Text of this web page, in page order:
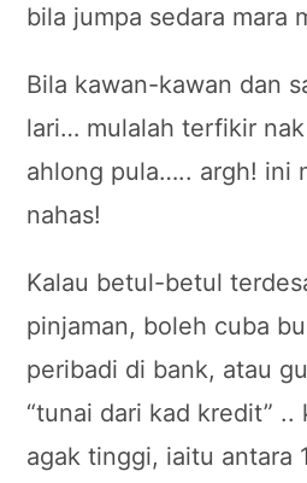
bila jumpa sedara mara
Bila kawan-kawan dan
lari… mulalah terfikir
ahlong pula….. argh! ini
nahas!
Kalau betul-betul
pinjaman, boleh cuba
peribadi di bank, atau
“tunai dari kad kredit”
agak tinggi, iaitu antara